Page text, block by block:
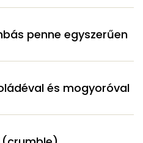
penne egyszerűen
és mogyoróval